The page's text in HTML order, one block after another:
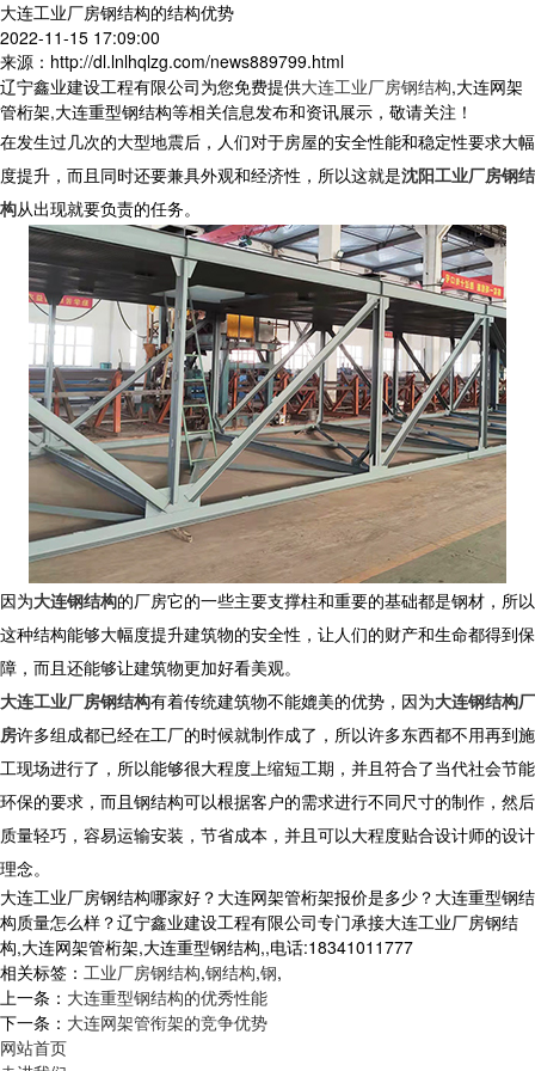
大连工业厂房钢结构的结构优势
2022-11-15 17:09:00
来源：http://dl.lnlhqlzg.com/news889799.html
辽宁鑫业建设工程有限公司为您免费提供大连工业厂房钢结构,大连网架
管桁架,大连重型钢结构等相关信息发布和资讯展示，敬请关注！
在发生过几次的大型地震后，人们对于房屋的安全性能和稳定性要求大幅
度提升，而且同时还要兼具外观和经济性，所以这就是沈阳工业厂房钢结
构从出现就要负责的任务。
因为大连钢结构的厂房它的一些主要支撑柱和重要的基础都是钢材，所以
这种结构能够大幅度提升建筑物的安全性，让人们的财产和生命都得到保
障，而且还能够让建筑物更加好看美观。
大连工业厂房钢结构有着传统建筑物不能媲美的优势，因为大连钢结构厂
房许多组成都已经在工厂的时候就制作成了，所以许多东西都不用再到施
工现场进行了，所以能够很大程度上缩短工期，并且符合了当代社会节能
环保的要求，而且钢结构可以根据客户的需求进行不同尺寸的制作，然后
质量轻巧，容易运输安装，节省成本，并且可以大程度贴合设计师的设计
理念。
大连工业厂房钢结构哪家好？大连网架管桁架报价是多少？大连重型钢结
构质量怎么样？辽宁鑫业建设工程有限公司专门承接大连工业厂房钢结
构,大连网架管桁架,大连重型钢结构,,电话:18341011777
相关标签： 工业厂房钢结构,钢结构,钢,
上一条： 大连重型钢结构的优秀性能
下一条： 大连网架管衔架的竞争优势
网站首页